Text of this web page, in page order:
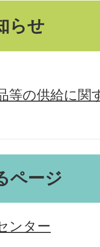
らせ
等の供給に関
ページ
ンター